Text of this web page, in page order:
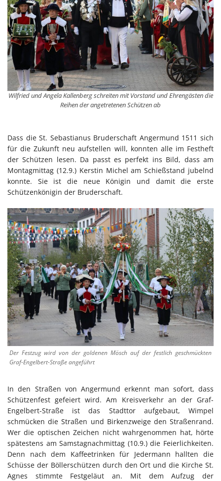
Wilfried und Angela Kallenberg schreiten mit Vorstand und Ehrengästen die
Reihen der angetretenen Schützen ab
Dass die St. Sebastianus Bruderschaft Angermund 1511 sich
für die Zukunft neu aufstellen will, konnten alle im Festheft
der Schützen lesen. Da passt es perfekt ins Bild, dass am
Montagmittag (12.9.) Kerstin Michel am Schießstand jubelnd
konnte. Sie ist die neue Königin und damit die erste
Schützenkönigin der Bruderschaft.
Der Festzug wird von der goldenen Mösch auf der festlich geschmückten
Graf-Engelbert-Straße angeführt
In den Straßen von Angermund erkennt man sofort, dass
Schützenfest gefeiert wird. Am Kreisverkehr an der Graf-
Engelbert-Straße ist das Stadttor aufgebaut, Wimpel
schmücken die Straßen und Birkenzweige den Straßenrand.
Wer die optischen Zeichen nicht wahrgenommen hat, hörte
spätestens am Samstagnachmittag (10.9.) die Feierlichkeiten.
Denn nach dem Kaffeetrinken für Jedermann hallten die
Schüsse der Böllerschützen durch den Ort und die Kirche St.
Agnes stimmte Festgeläut an. Mit dem Aufzug der